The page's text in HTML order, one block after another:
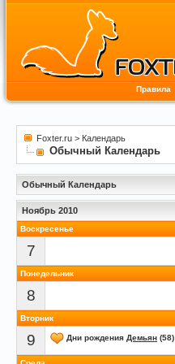
Правила
Foxter.ru > Календарь
Обычный Календарь
Обычный Календарь
Ноябрь 2010
Воскресенье
7
Понедельник
8
Вторник
9 Дни рождения Демьян (58)